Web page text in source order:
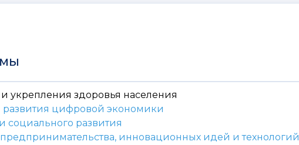
укрепления здоровья населения
цифровой экономики
социального развития
инновационных идей и технологий